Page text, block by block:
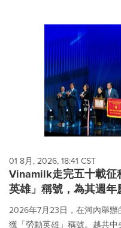
01 8月, 2026, 18:41 CST
Vinamilk走完五十載征
英雄」稱號，為其週
2026年7月23日，在河內舉
獲「勞動英雄」稱號。越共